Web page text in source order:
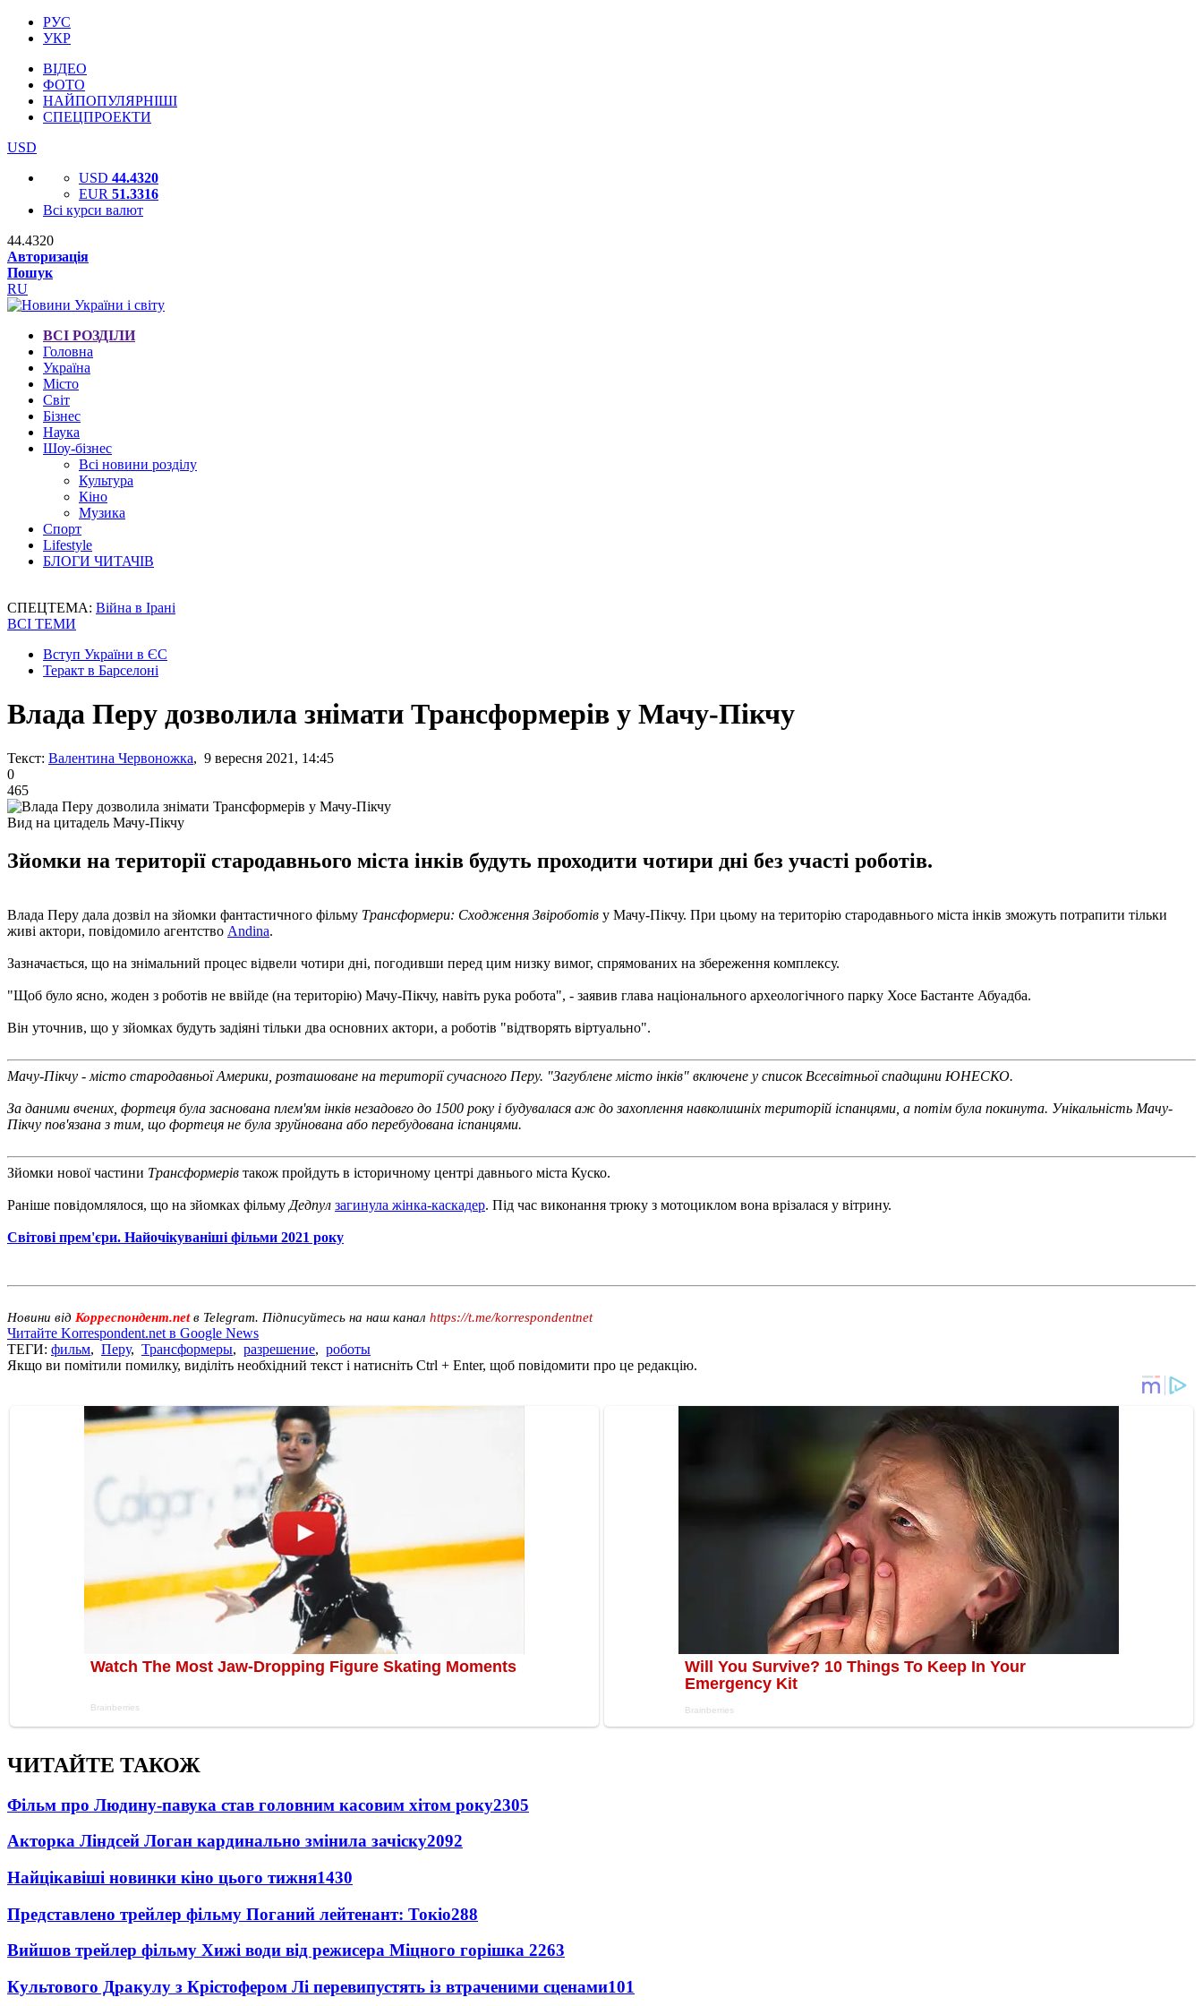
РУС
УКР
ВІДЕО
ФОТО
НАЙПОПУЛЯРНІШІ
СПЕЦПРОЕКТИ
USD
USD 44.4320
EUR 51.3316
Всі курси валют
44.4320
Авторизація
Пошук
RU
ВСІ РОЗДІЛИ
Головна
Україна
Місто
Світ
Бізнес
Наука
Шоу-бізнес
Всі новини розділу
Культура
Кіно
Музика
Спорт
Lifestyle
БЛОГИ ЧИТАЧІВ
СПЕЦТЕМА: Війна в Ірані
ВСІ ТЕМИ
Вступ України в ЄС
Теракт в Барселоні
Влада Перу дозволила знімати Трансформерів у Мачу-Пікчу
Текст: Валентина Червоножка, 9 вересня 2021, 14:45
0
465
Вид на цитадель Мачу-Пікчу
Зйомки на території стародавнього міста інків будуть проходити чотири дні без участі роботів.
Влада Перу дала дозвіл на зйомки фантастичного фільму Трансформери: Сходження Звіроботів у Мачу-Пікчу. При цьому на територію стародавнього міста інків зможуть потрапити тільки
живі актори, повідомило агентство Andina.
Зазначається, що на знімальний процес відвели чотири дні, погодивши перед цим низку вимог, спрямованих на збереження комплексу.
"Щоб було ясно, жоден з роботів не ввійде (на територію) Мачу-Пікчу, навіть рука робота", - заявив глава національного археологічного парку Хосе Бастанте Абуадба.
Він уточнив, що у зйомках будуть задіяні тільки два основних актори, а роботів "відтворять віртуально".
Мачу-Пікчу - місто стародавньої Америки, розташоване на території сучасного Перу. "Загублене місто інків" включене у список Всесвітньої спадщини ЮНЕСКО.
За даними вчених, фортеця була заснована плем'ям інків незадовго до 1500 року і будувалася аж до захоплення навколишніх територій іспанцями, а потім була покинута. Унікальність Мачу-
Пікчу пов'язана з тим, що фортеця не була зруйнована або перебудована іспанцями.
Зйомки нової частини Трансформерів також пройдуть в історичному центрі давнього міста Куско.
Раніше повідомлялося, що на зйомках фільму Дедпул загинула жінка-каскадер. Під час виконання трюку з мотоциклом вона врізалася у вітрину.
Світові прем'єри. Найочікуваніші фільми 2021 року
Новини від Корреспондент.netв Telegram. Підписуйтесь на наш канал https://t.me/korrespondentnet
Читайте Korrespondent.net в Google News
ТЕГИ: фильм, Перу, Трансформеры, разрешение, роботы
Якщо ви помітили помилку, виділіть необхідний текст і натисніть Ctrl + Enter, щоб повідомити про це редакцію.
ЧИТАЙТЕ ТАКОЖ
Фільм про Людину-павука став головним касовим хітом року2305
Акторка Ліндсей Логан кардинально змінила зачіску2092
Найцікавіші новинки кіно цього тижня1430
Представлено трейлер фільму Поганий лейтенант: Токіо288
Вийшов трейлер фільму Хижі води від режисера Міцного горішка 2263
Культового Дракулу з Крістофером Лі перевипустять із втраченими сценами101